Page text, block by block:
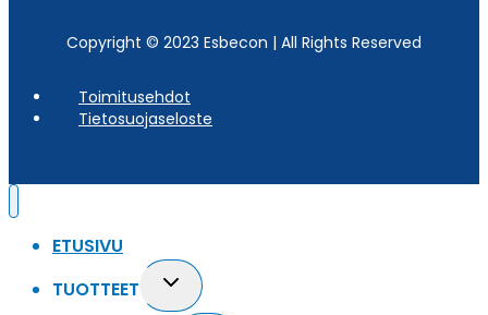
Copyright © 2023 Esbecon | All Rights Reserved
Toimitusehdot
Tietosuojaseloste
ETUSIVU
TUOTTEET
Toggle
child